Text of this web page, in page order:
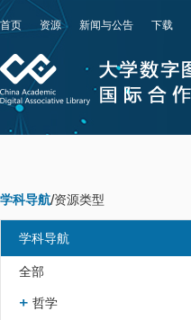
首页 资源 新闻与公告 下载
学科导航/资源类型
学科导航
全部
哲学